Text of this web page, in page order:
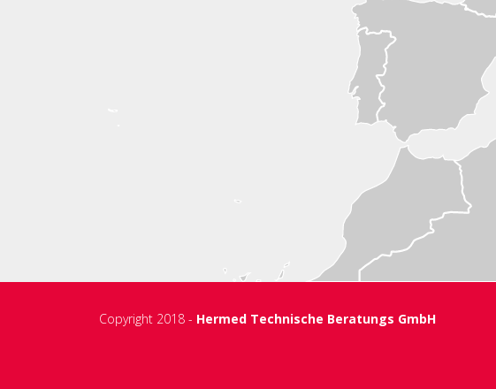
Copyright 2018 - Hermed Technische Beratungs GmbH